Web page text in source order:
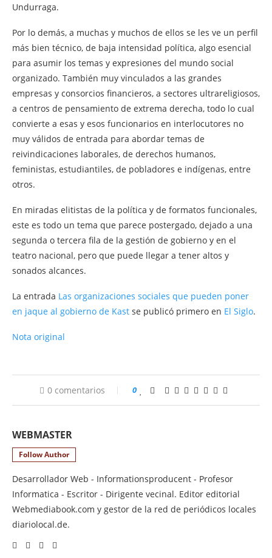
Undurraga.
Por lo demás, a muchas y muchos de ellos se les ve un perfil
más bien técnico, de baja intensidad política, algo esencial
para asumir los temas y expresiones del mundo social
organizado. También muy vinculados a las grandes
empresas y consorcios financieros, a sectores ultrareligiosos,
a centros de pensamiento de extrema derecha, todo lo cual
convierte a esas y esos funcionarios en interlocutores no
muy válidos de entrada para abordar temas de
reivindicaciones laborales, de derechos humanos,
feministas, estudiantiles, de pobladores e indígenas, entre
otros.
En miradas elitistas de la política y de formatos funcionales,
este es todo un tema que parece postergado, dejado a una
segunda o tercera fila de la gestión de gobierno y en el
teatro nacional, pero que puede llegar a tener altos y
sonados alcances.
La entrada Las organizaciones sociales que pueden poner
en jaque al gobierno de Kast se publicó primero en El Siglo.
Nota original
0 comentarios 0
WEBMASTER
Follow Author
Desarrollador Web - Informationsproducent - Profesor
Informatica - Escritor - Dirigente vecinal. Editor editorial
Webmediabook.com y gestor de la red de periódicos locales
diariolocal.de.